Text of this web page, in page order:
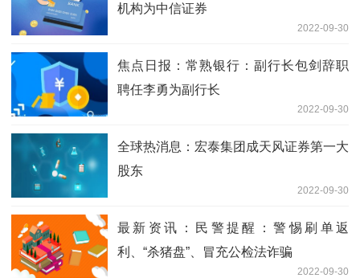
机构为中信证券
2022-09-30
焦点日报：常熟银行：副行长包剑辞职
聘任李勇为副行长
2022-09-30
全球热消息：宏泰集团成天风证券第一大
股东
2022-09-30
最新资讯：民警提醒：警惕刷单返
利、“杀猪盘”、冒充公检法诈骗
2022-09-30